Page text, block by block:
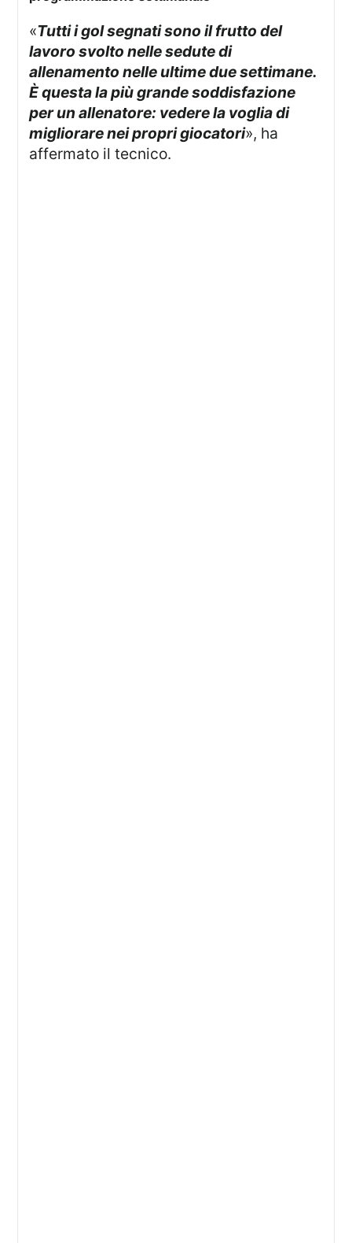
«Tutti i gol segnati sono il frutto del
lavoro svolto nelle sedute di
allenamento nelle ultime due settimane.
È questa la più grande soddisfazione
per un allenatore: vedere la voglia di
migliorare nei propri giocatori», ha
affermato il tecnico.